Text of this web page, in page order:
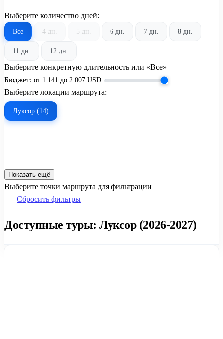
Выберите количество дней:
Все 4 дн. 5 дн. 6 дн. 7 дн. 8 дн.
11 дн. 12 дн.
Выберите конкретную длительность или «Все»
Бюджет: от 1 141 до 2 007 USD
Выберите локации маршрута:
Луксор (14)
Показать ещё
Выберите точки маршрута для фильтрации
Сбросить фильтры
Доступные туры: Луксор (2026-2027)